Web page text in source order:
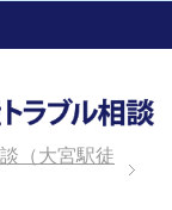
（大宮駅徒